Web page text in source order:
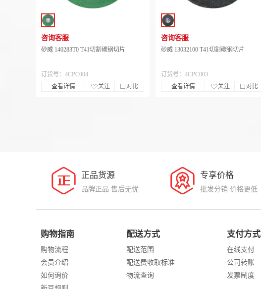
咨询客服
砂威 140283T0 T41切割碳钢切片
订货号：4CPC004
查看详情
关注 对比
咨询客服
砂威 13032100 T41切割碳钢切片
订货号：4CPC003
查看详情
关注 对比
正品货源
品牌正品 售后无忧
专享价格
批发分销 价格更低
购物指南
购物流程
会员介绍
如何询价
配送方式
配送范围
配送费收取标准
物流查询
支付方式
在线支付
公司转账
发票制度